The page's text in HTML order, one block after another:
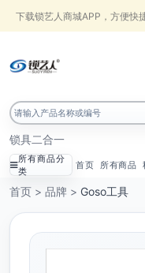
下载锁艺人商城APP，方便快
锁具二合一
所有商品分
类
首页 所有商品
首页 > 品牌 > Goso工具